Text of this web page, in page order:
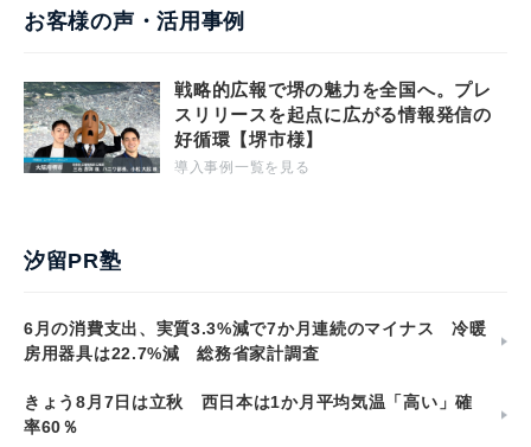
お客様の声・活用事例
戦略的広報で堺の魅力を全国へ。プレ
スリリースを起点に広がる情報発信の
好循環【堺市様】
導入事例一覧を見る
汐留PR塾
6月の消費支出、実質3.3%減で7か月連続のマイナス 冷暖
房用器具は22.7%減 総務省家計調査
きょう8月7日は立秋 西日本は1か月平均気温「高い」確
率60％